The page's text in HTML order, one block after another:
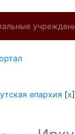
епархия [x]